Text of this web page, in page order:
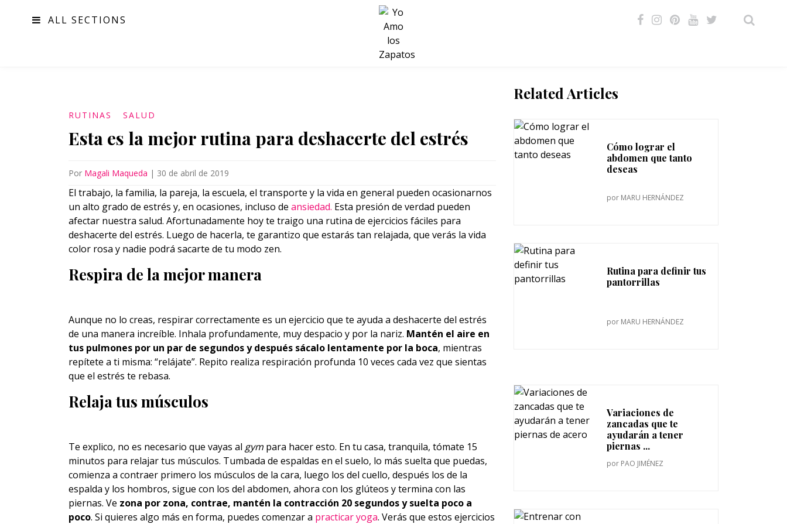
ALL SECTIONS
SALUD
RUTINAS SALUD
Esta es la mejor rutina para deshacerte del estrés
Por Magali Maqueda | 30 de abril de 2019
El trabajo, la familia, la pareja, la escuela, el transporte y la vida en general pueden ocasionarnos
un alto grado de estrés y, en ocasiones, incluso de ansiedad. Esta presión de verdad pueden
afectar nuestra salud. Afortunadamente hoy te traigo una rutina de ejercicios fáciles para
deshacerte del estrés. Luego de hacerla, te garantizo que estarás tan relajada, que verás la vida
color rosa y nadie podrá sacarte de tu modo zen.
Respira de la mejor manera
Aunque no lo creas, respirar correctamente es un ejercicio que te ayuda a deshacerte del estrés
de una manera increíble. Inhala profundamente, muy despacio y por la nariz. Mantén el aire en
tus pulmones por un par de segundos y después sácalo lentamente por la boca, mientras
repítete a ti misma: “relájate”. Repito realiza respiración profunda 10 veces cada vez que sientas
que el estrés te rebasa.
Relaja tus músculos
Te explico, no es necesario que vayas al gym para hacer esto. En tu casa, tranquila, tómate 15
minutos para relajar tus músculos. Tumbada de espaldas en el suelo, lo más suelta que puedas,
comienza a contraer primero los músculos de la cara, luego los del cuello, después los de la
espalda y los hombros, sigue con los del abdomen, ahora con los glúteos y termina con las
piernas. Ve zona por zona, contrae, mantén la contracción 20 segundos y suelta poco a
poco. Si quieres algo más en forma, puedes comenzar a practicar yoga. Verás que estos ejercicios
Related Articles
Cómo lograr el
abdomen que tanto
deseas
por MARU HERNÁNDEZ
Rutina para definir tus
pantorrillas
por MARU HERNÁNDEZ
Variaciones de
zancadas que te
ayudarán a tener
piernas ...
por PAO JIMÉNEZ